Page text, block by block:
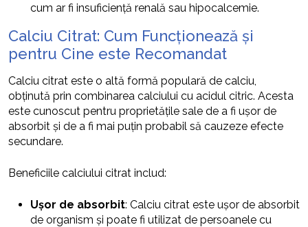
cum ar fi insuficiență renală sau hipocalcemie.
Calciu Citrat: Cum Funcționează și
pentru Cine este Recomandat
Calciu citrat este o altă formă populară de calciu,
obținută prin combinarea calciului cu acidul citric. Acesta
este cunoscut pentru proprietățile sale de a fi ușor de
absorbit și de a fi mai puțin probabil să cauzeze efecte
secundare.
Beneficiile calciului citrat includ:
Ușor de absorbit: Calciu citrat este ușor de absorbit
de organism și poate fi utilizat de persoanele cu